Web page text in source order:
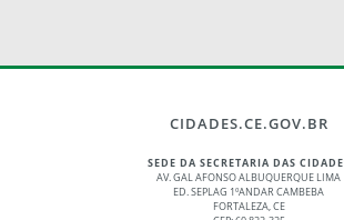
CIDADES.CE.GOV.BR
SEDE DA SECRETARIA DAS
AV. GAL AFONSO ALBUQUERQUE LIMA
ED. SEPLAG 1ºANDAR CAMBEBA
FORTALEZA, CE